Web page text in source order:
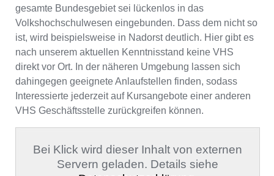
gesamte Bundesgebiet sei lückenlos in das
Volkshochschulwesen eingebunden. Dass dem nicht so
ist, wird beispielsweise in Nadorst deutlich. Hier gibt es
nach unserem aktuellen Kenntnisstand keine VHS
direkt vor Ort. In der näheren Umgebung lassen sich
dahingegen geeignete Anlaufstellen finden, sodass
Interessierte jederzeit auf Kursangebote einer anderen
VHS Geschäftsstelle zurückgreifen können.
Bei Klick wird dieser Inhalt von externen
Servern geladen. Details siehe